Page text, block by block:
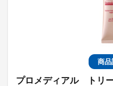
商品
プロメディアル トリ